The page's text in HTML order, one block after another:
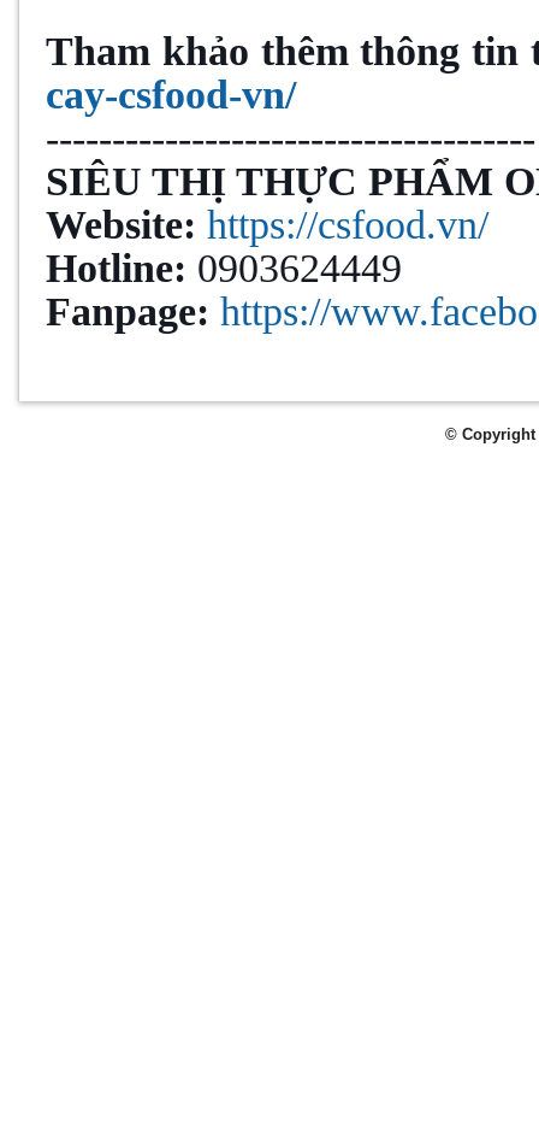
Tham khảo thêm thông
cay-csfood-vn/
-------------------------------------
SIÊU THỊ THỰC PHẨM
Website: https://csfood.vn/
Hotline: 0903624449
Fanpage:https://
© Copyright